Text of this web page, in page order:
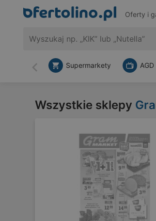
Oferty i
Wstecz
Supermarkety AGD
Wszystkie sklepy